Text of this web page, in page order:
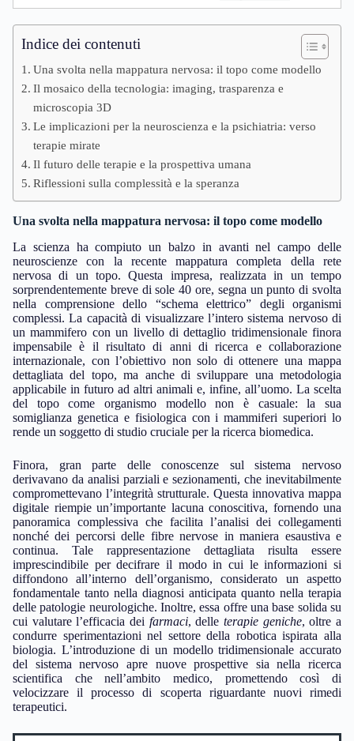
Indice dei contenuti
Una svolta nella mappatura nervosa: il topo come modello
Il mosaico della tecnologia: imaging, trasparenza e
microscopia 3D
Le implicazioni per la neuroscienza e la psichiatria: verso
terapie mirate
Il futuro delle terapie e la prospettiva umana
Riflessioni sulla complessità e la speranza
Una svolta nella mappatura nervosa: il topo come modello
La scienza ha compiuto un balzo in avanti nel campo delle
neuroscienze con la recente mappatura completa della rete
nervosa di un topo. Questa impresa, realizzata in un tempo
sorprendentemente breve di sole 40 ore, segna un punto di svolta
nella comprensione dello “schema elettrico” degli organismi
complessi. La capacità di visualizzare l’intero sistema nervoso di
un mammifero con un livello di dettaglio tridimensionale finora
impensabile è il risultato di anni di ricerca e collaborazione
internazionale, con l’obiettivo non solo di ottenere una mappa
dettagliata del topo, ma anche di sviluppare una metodologia
applicabile in futuro ad altri animali e, infine, all’uomo. La scelta
del topo come organismo modello non è casuale: la sua
somiglianza genetica e fisiologica con i mammiferi superiori lo
rende un soggetto di studio cruciale per la ricerca biomedica.
Finora, gran parte delle conoscenze sul sistema nervoso
derivavano da analisi parziali e sezionamenti, che inevitabilmente
compromettevano l’integrità strutturale. Questa innovativa mappa
digitale riempie un’importante lacuna conoscitiva, fornendo una
panoramica complessiva che facilita l’analisi dei collegamenti
nonché dei percorsi delle fibre nervose in maniera esaustiva e
continua. Tale rappresentazione dettagliata risulta essere
imprescindibile per decifrare il modo in cui le informazioni si
diffondono all’interno dell’organismo, considerato un aspetto
fondamentale tanto nella diagnosi anticipata quanto nella terapia
delle patologie neurologiche. Inoltre, essa offre una base solida su
cui valutare l’efficacia dei farmaci, delleterapie geniche, oltre a
condurre sperimentazioni nel settore della robotica ispirata alla
biologia. L’introduzione di un modello tridimensionale accurato
del sistema nervoso apre nuove prospettive sia nella ricerca
scientifica che nell’ambito medico, promettendo così di
velocizzare il processo di scoperta riguardante nuovi rimedi
terapeutici.